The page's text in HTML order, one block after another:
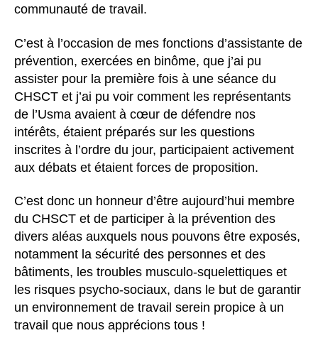
communauté de travail.
C’est à l’occasion de mes fonctions d’assistante de
prévention, exercées en binôme, que j’ai pu
assister pour la première fois à une séance du
CHSCT et j’ai pu voir comment les représentants
de l’Usma avaient à cœur de défendre nos
intérêts, étaient préparés sur les questions
inscrites à l’ordre du jour, participaient activement
aux débats et étaient forces de proposition.
C’est donc un honneur d’être aujourd’hui membre
du CHSCT et de participer à la prévention des
divers aléas auxquels nous pouvons être exposés,
notamment la sécurité des personnes et des
bâtiments, les troubles musculo-squelettiques et
les risques psycho-sociaux, dans le but de garantir
un environnement de travail serein propice à un
travail que nous apprécions tous !